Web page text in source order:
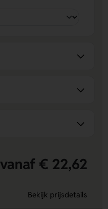
vanaf € 22,62
Bekijk prijsdetails